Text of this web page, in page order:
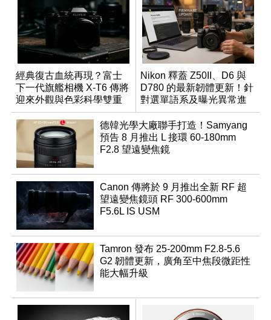
經典復古血統再現？富士
下一代旗艦相機 X-T6 傳將
迎來外觀與色彩科學雙重
優化
Nikon 釋蓋 Z50II、D6 與
D780 的最新韌體更新！針
對選單語系及曝光異常進
行修復
德韓光學大廠聯手打造！Samyang
預告 8 月推出 L 接環 60-180mm
F2.8 望遠變焦鏡
Canon 傳將於 9 月推出全新 RF 超
望遠變焦鏡頭 RF 300-600mm
F5.6L IS USM
Tamron 發布 25-200mm F2.8-5.6
G2 韌體更新，廣角至中焦段微距性
能大幅升級